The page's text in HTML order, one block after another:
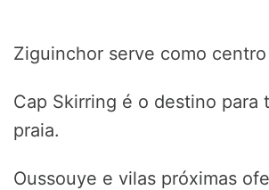
Ziguinchor serve como
Cap Skirring é o destino para
praia.
Oussouye e vilas próximas